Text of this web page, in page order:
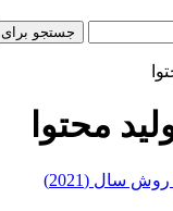
جستجو برای
محتوا
سال (2021)